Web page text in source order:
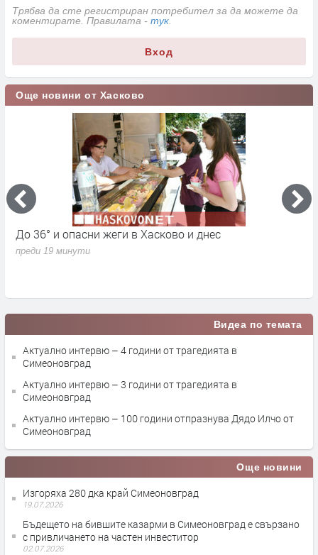
Трябва да сте регистриран потребител за да можете да
коментирате. Правилата - тук
Вход
Още новини от Хасково
До 36° и опасни жеги в Хасково и днес
преди 19 минути
Видеа по темата
Актуално интервю – 4 години от трагедията в
Симеоновград
Актуално интервю – 3 години от трагедията в
Симеоновград
Актуално интервю – 100 години отпразнува Дядо Илчо от
Симеоновград
Още новини
Изгоряха 280 дка край Симеоновград
19.07.2026
Бъдещето на бившите казарми в Симеоновград е свързано
с привличането на частен инвеститор
02.07.2026